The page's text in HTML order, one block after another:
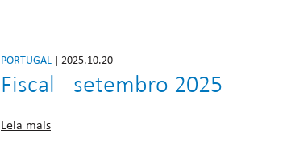
PORTUGAL | 2025.10.20
Fiscal - setembro 2025
Leia mais